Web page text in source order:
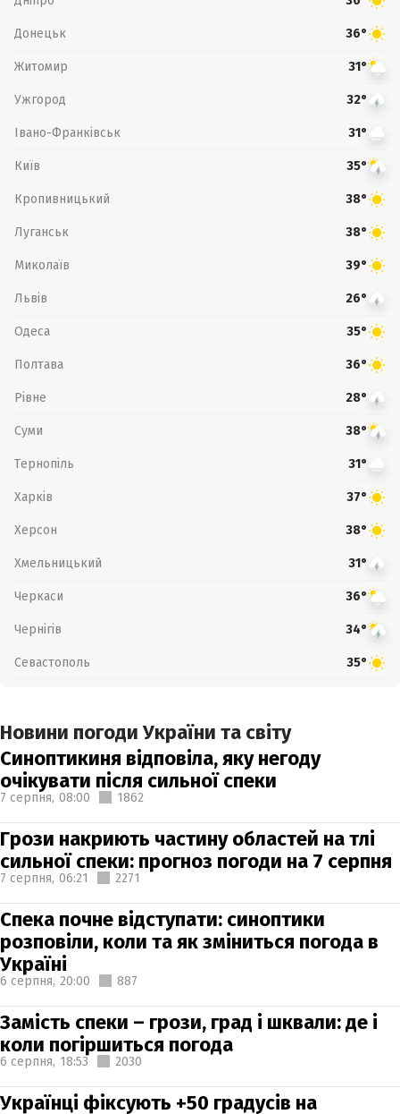
Донецьк 36°
Житомир 31°
Ужгород 32°
Івано-Франківськ 31°
Київ 35°
Кропивницький 38°
Луганськ 38°
Миколаїв 39°
Львів 26°
Одеса 35°
Полтава 36°
Рівне 28°
Суми 38°
Тернопіль 31°
Харків 37°
Херсон 38°
Хмельницький 31°
Черкаси 36°
Чернігів 34°
Севастополь 35°
Новини погоди України та світу
Синоптикиня відповіла, яку негоду
очікувати після сильної спеки
7 серпня, 08:00 1862
Грози накриють частину областей на тлі
сильної спеки: прогноз погоди на 7 серпня
7 серпня, 06:21 2271
Спека почне відступати: синоптики
розповіли, коли та як зміниться погода в
Україні
6 серпня, 20:00 887
Замість спеки – грози, град і шквали: де і
коли погіршиться погода
6 серпня, 18:53 2030
Українці фіксують +50 градусів на